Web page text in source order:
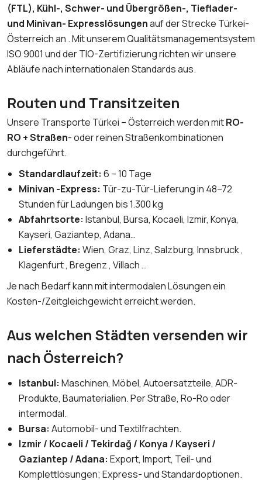
(FTL), Kühl-, Schwer- und Übergrößen-, Tieflader-
und Minivan- Expresslösungenauf der Strecke Türkei-
Österreich an . Mit unserem Qualitätsmanagementsystem
ISO 9001 und der TIO-Zertifizierung richten wir unsere
Abläufe nach internationalen Standards aus.
Routen und Transitzeiten
Unsere Transporte Türkei – Österreich werden mitRO-
RO + Straßen- oder reinen Straßenkombinationen
durchgeführt.
Standardlaufzeit: 6 – 10 Tage
Minivan -Express: Tür-zu-Tür-Lieferung in 48–72
Stunden für Ladungen bis 1.300 kg
Abfahrtsorte: Istanbul, Bursa, Kocaeli, Izmir, Konya,
Kayseri, Gaziantep, Adana…
Lieferstädte: Wien, Graz, Linz, Salzburg, Innsbruck ,
Klagenfurt , Bregenz , Villach …
Je nach Bedarf kann mit intermodalen Lösungen ein
Kosten-/Zeitgleichgewicht erreicht werden.
Aus welchen Städten versenden wir
nach Österreich?
Istanbul: Maschinen, Möbel, Autoersatzteile, ADR-
Produkte, Baumaterialien. Per Straße, Ro-Ro oder
intermodal.
Bursa: Automobil- und Textilfrachten.
Izmir / Kocaeli / Tekirdağ / Konya / Kayseri /
Gaziantep / Adana: Export, Import, Teil- und
Komplettlösungen; Express- und Standardoptionen.